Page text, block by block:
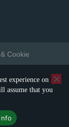
Cookie
experience on
assume that you